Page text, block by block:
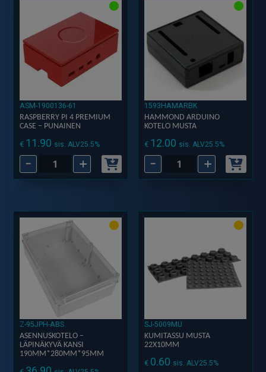
Valkoinen
määrä
Musta
määrä
ASM-1900136-61
RASPBERRY PI 4 PREMIUM
CASE – PUNAINEN
€ 11.90 sis. ALV25.5%
-
Raspberry
Pi
Premium
-
määrä
+
1593HAMARBK
HAMMOND ARDUINO
KOTELO MUSTA
€ 12.00 sis. ALV25.5%
-
Hammond
Arduino
MUSTA
+
Z-95JPH-ABS
ASENNUSKOTELO –
LÄPINÄKYVÄ KANSI
190MM*280MM*95MM
SJ-5009MU
KUMITASSU MUSTA
22X10MM
€ 0.60 sis. ALV25.5%